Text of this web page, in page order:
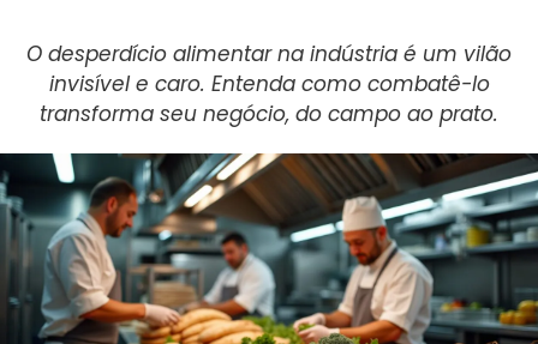
O desperdício alimentar na indústria é um vilão
invisível e caro. Entenda como combatê-lo
transforma seu negócio, do campo ao prato.